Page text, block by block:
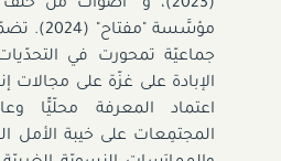
(2023)، وَ "أصوات من
مؤسَّسة
جماعيّة تمحورت في
الإبادة على غزّة على مجالات
اعتماد المعرفة محلّيًّا
المجتمِعات على خيبة الأمل